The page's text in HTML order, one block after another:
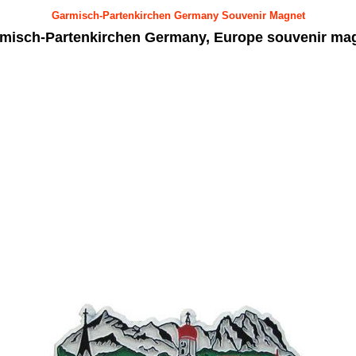
Garmisch-Partenkirchen Germany Souvenir Magnet
Partenkirchen Germany, Europe souvenir